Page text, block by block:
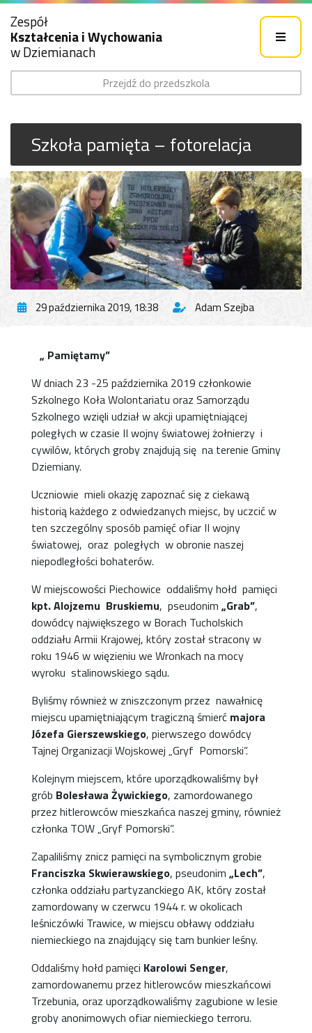
Zespół
Kształcenia i Wychowania
w Dziemianach
Przejdź do przedszkola
Szkoła pamięta – fotorelacja
29 października 2019, 18:38 Adam Szejba
„ Pamiętamy”
W dniach 23 -25 października 2019 członkowie
Szkolnego Koła Wolontariatu oraz Samorządu
Szkolnego wzięli udział w akcji upamiętniającej
poległych w czasie II wojny światowej żołnierzy i
cywilów, których groby znajdują się na terenie Gminy
Dziemiany.
Uczniowie mieli okazję zapoznać się z ciekawą
historią każdego z odwiedzanych miejsc, by uczcić w
ten szczególny sposób pamięć ofiar II wojny
światowej, oraz poległych w obronie naszej
niepodległości bohaterów.
W miejscowości Piechowice oddaliśmy hołd pamięci
kpt. Alojzemu Bruskiemu, pseudonim „Grab”,
dowódcy największego w Borach Tucholskich
oddziału Armii Krajowej, który został stracony w
roku 1946 w więzieniu we Wronkach na mocy
wyroku stalinowskiego sądu.
Byliśmy również w zniszczonym przez nawałnicę
miejscu upamiętniającym tragiczną śmierć majora
Józefa Gierszewskiego, pierwszego dowódcy
Tajnej Organizacji Wojskowej „Gryf Pomorski”.
Kolejnym miejscem, które uporządkowaliśmy był
grób Bolesława Żywickiego, zamordowanego
przez hitlerowców mieszkańca naszej gminy, również
członka TOW „Gryf Pomorski”.
Zapaliliśmy znicz pamięci na symbolicznym grobie
Franciszka Skwierawskiego, pseudonim „Lech”,
członka oddziału partyzanckiego AK, który został
zamordowany w czerwcu 1944 r. w okolicach
leśniczówki Trawice, w miejscu obławy oddziału
niemieckiego na znajdujący się tam bunkier leśny.
Oddaliśmy hołd pamięci Karolowi Senger,
zamordowanemu przez hitlerowców mieszkańcowi
Trzebunia, oraz uporządkowaliśmy zagubione w lesie
groby anonimowych ofiar niemieckiego terroru.